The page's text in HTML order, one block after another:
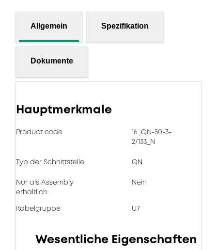
Allgemein Spezifikation
Dokumente
Hauptmerkmale
Product code
16_QN-50-3-
2/133_N
Typ der Schnittstelle QN
Nur als Assembly
erhältlich
Nein
Kabelgruppe U7
Wesentliche Eigenschaften